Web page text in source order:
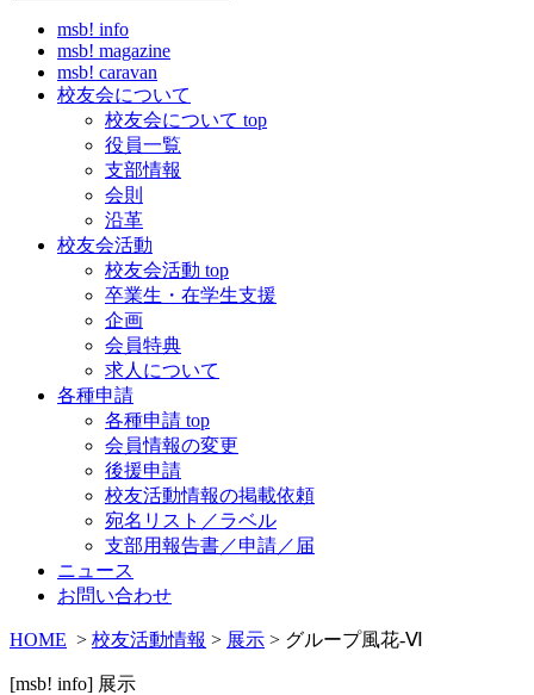
msb! info
msb! magazine
msb! caravan
校友会について
校友会について top
役員一覧
支部情報
会則
沿革
校友会活動
校友会活動 top
卒業生・在学生支援
企画
会員特典
求人について
各種申請
各種申請 top
会員情報の変更
後援申請
校友活動情報の掲載依頼
宛名リスト／ラベル
支部用報告書／申請／届
ニュース
お問い合わせ
HOME > 校友活動情報 > 展示 > グループ風花-Ⅵ
[msb! info] 展示